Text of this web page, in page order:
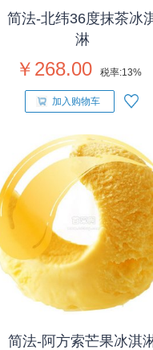
简法-北纬36度抹茶冰
淋
￥268.00 税率:13%
加入购物车
简法-阿方索芒果冰淇